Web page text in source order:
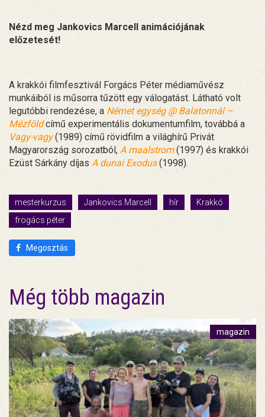
Nézd meg Jankovics Marcell animációjának
előzetesét!
A krakkói filmfesztivál Forgács Péter médiaművész
munkáiból is műsorra tűzött egy válogatást. Látható volt
legutóbbi rendezése, a Német egység @ Balatonnál –
Mézföldcímű experimentális dokumentumfilm, továbbá a
Vagy-vagy(1989) című rövidfilm a világhírű Privát
Magyarország sorozatból, A maalstrom(1997) és krakkói
Ezüst Sárkány díjas A dunai Exodus(1998).
mesterkurzus Jankovics Marcell hír
Krakkó
frogács péter
Megosztás
Még több magazin
magazin